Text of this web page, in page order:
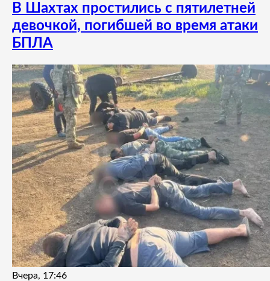
В Шахтах простились с пятилетней
девочкой, погибшей во время атаки
БПЛА
Вчера, 17:46